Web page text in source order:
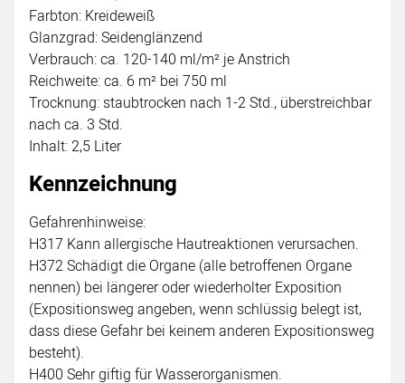
Farbton: Kreideweiß
Glanzgrad: Seidenglänzend
Verbrauch: ca. 120-140 ml/m² je Anstrich
Reichweite: ca. 6 m² bei 750 ml
Trocknung: staubtrocken nach 1-2 Std., überstreichbar
nach ca. 3 Std.
Inhalt: 2,5 Liter
Kennzeichnung
Gefahrenhinweise:
H317 Kann allergische Hautreaktionen verursachen.
H372 Schädigt die Organe (alle betroffenen Organe
nennen) bei längerer oder wiederholter Exposition
(Expositionsweg angeben, wenn schlüssig belegt ist,
dass diese Gefahr bei keinem anderen Expositionsweg
besteht).
H400 Sehr giftig für Wasserorganismen.